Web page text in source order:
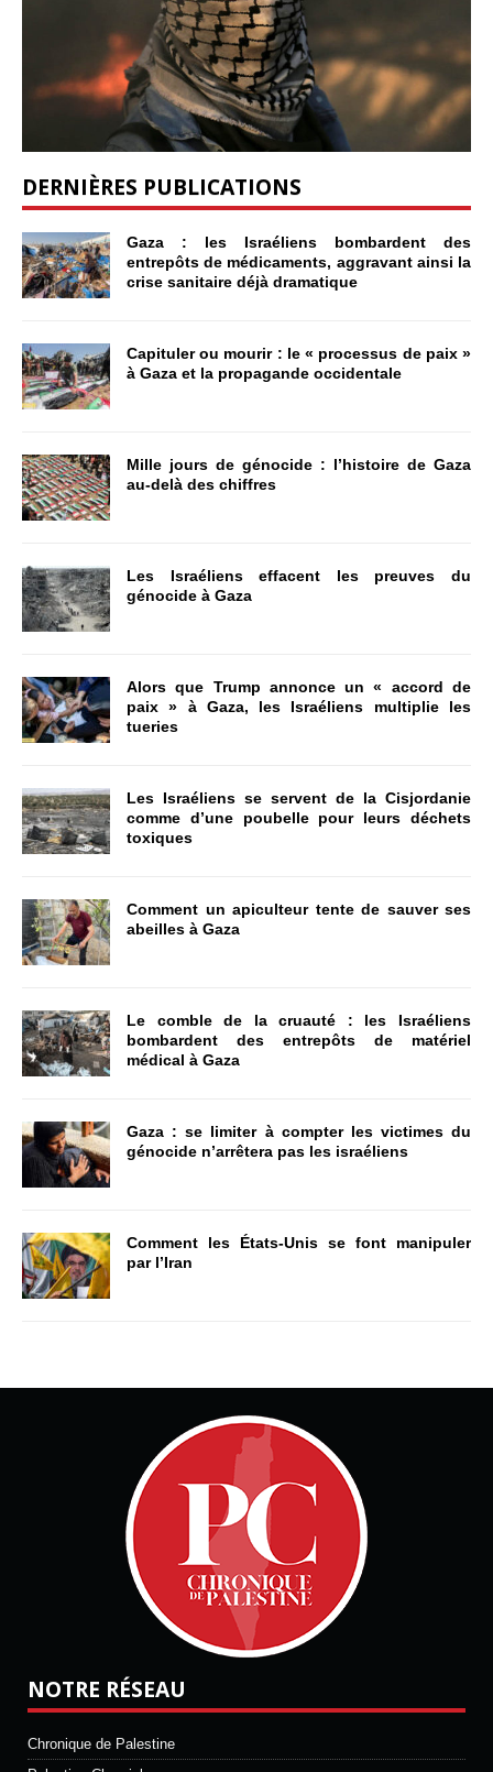
DERNIÈRES PUBLICATIONS
Gaza : les Israéliens bombardent des
entrepôts de médicaments, aggravant ainsi la
crise sanitaire déjà dramatique
Capituler ou mourir : le « processus de paix »
à Gaza et la propagande occidentale
Mille jours de génocide : l’histoire de Gaza
au-delà des chiffres
Les Israéliens effacent les preuves du
génocide à Gaza
Alors que Trump annonce un « accord de
paix » à Gaza, les Israéliens multiplie les
tueries
Les Israéliens se servent de la Cisjordanie
comme d’une poubelle pour leurs déchets
toxiques
Comment un apiculteur tente de sauver ses
abeilles à Gaza
Le comble de la cruauté : les Israéliens
bombardent des entrepôts de matériel
médical à Gaza
Gaza : se limiter à compter les victimes du
génocide n’arrêtera pas les israéliens
Comment les États-Unis se font manipuler
par l’Iran
NOTRE RÉSEAU
Chronique de Palestine